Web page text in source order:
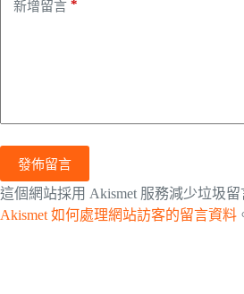
新增留言 *
發佈留言
這個網站採用 Akismet 服務減少垃圾留
Akismet 如何處理網站訪客的留言資料